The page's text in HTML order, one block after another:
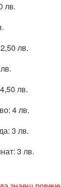
лв.
лв.
лв.
4 лв.
3 лв.
3 лв.